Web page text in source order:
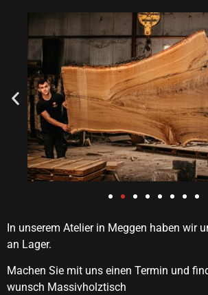
In unserem Atelier in Meggen haben wir
an Lager.
Machen Sie mit uns einen Termin und
wunsch Massivholztisch